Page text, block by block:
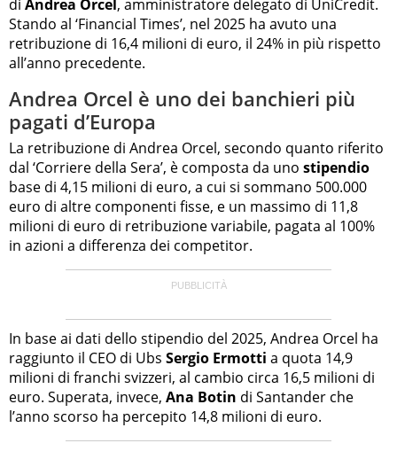
di Andrea Orcel, amministratore delegato di UniCredit.
Stando al ‘Financial Times’, nel 2025 ha avuto una
retribuzione di 16,4 milioni di euro, il 24% in più rispetto
all’anno precedente.
Andrea Orcel è uno dei banchieri più
pagati d’Europa
La retribuzione di Andrea Orcel, secondo quanto riferito
dal ‘Corriere della Sera’, è composta da uno stipendio
base di 4,15 milioni di euro, a cui si sommano 500.000
euro di altre componenti fisse, e un massimo di 11,8
milioni di euro di retribuzione variabile, pagata al 100%
in azioni a differenza dei competitor.
In base ai dati dello stipendio del 2025, Andrea Orcel ha
raggiunto il CEO di Ubs Sergio Ermotti a quota 14,9
milioni di franchi svizzeri, al cambio circa 16,5 milioni di
euro. Superata, invece, Ana Botin di Santander che
l’anno scorso ha percepito 14,8 milioni di euro.